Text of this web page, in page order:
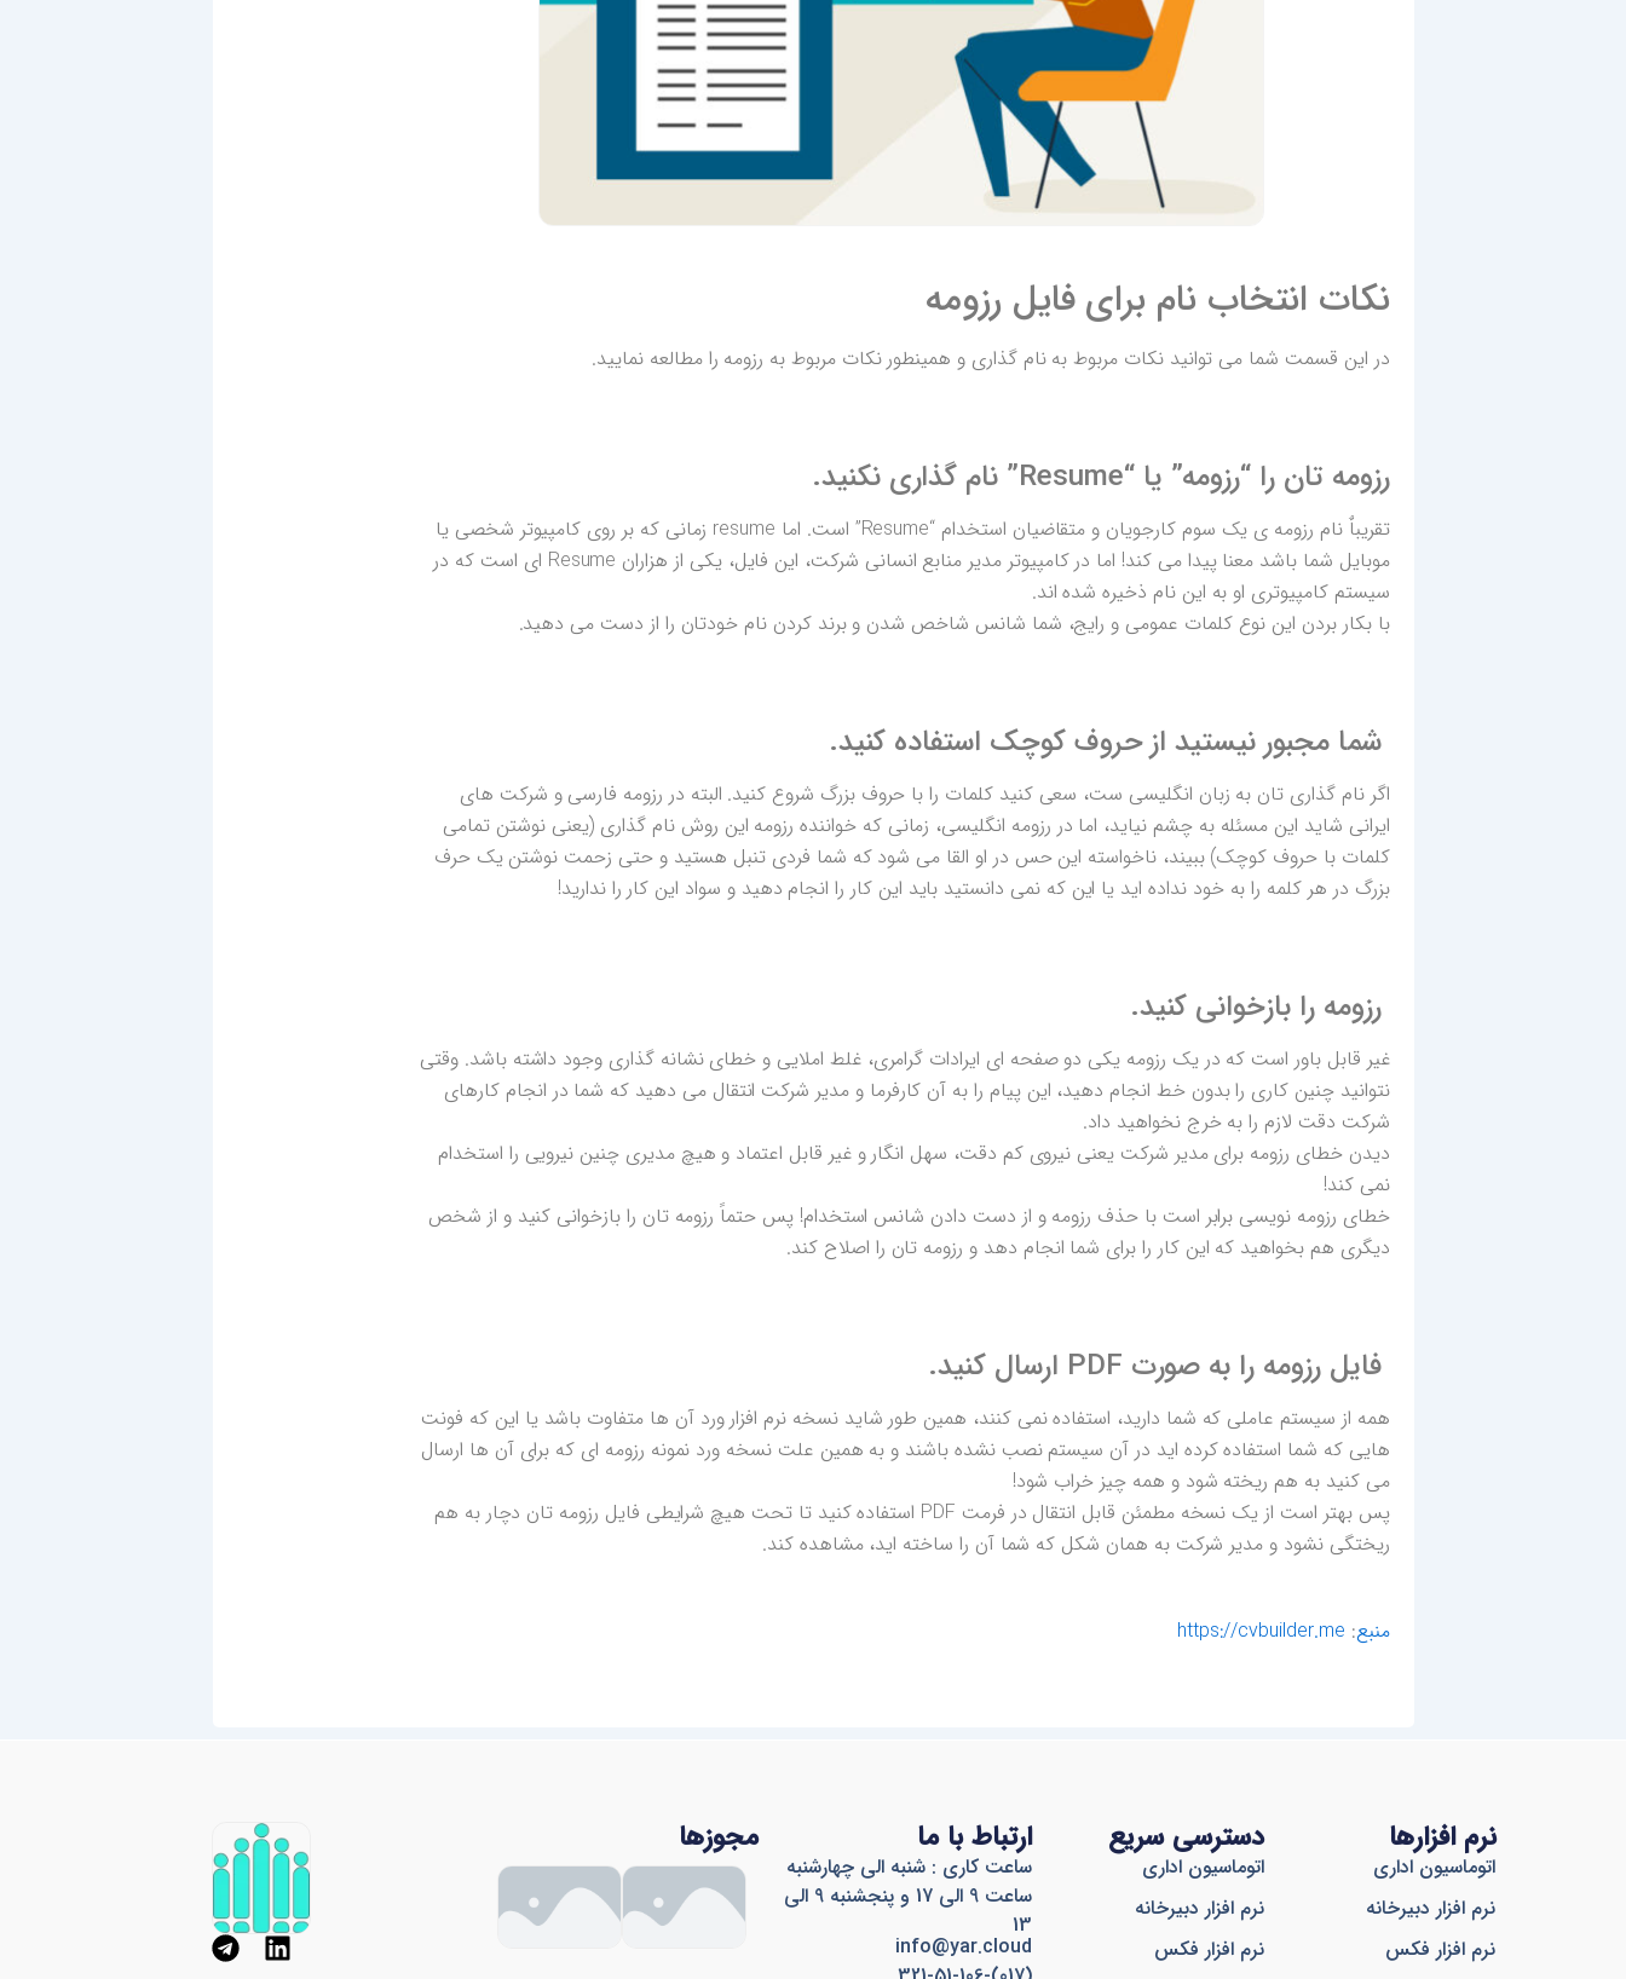
نکات انتخاب نام برای فایل رزومه
در این قسمت شما می توانید نکات مربوط به نام گذاری و همینطور نکات مربوط به رزومه را مطالعه نمایید.
رزومه تان را “رزومه” یا “Resume” نام گذاری نکنید.
تقریباٌ نام رزومه ی یک سوم کارجویان و متقاضیان استخدام “Resume” است. اما resume زمانی که بر روی کامپیوتر شخصی یا
موبایل شما باشد معنا پیدا می کند! اما در کامپیوتر مدیر منابع انسانی شرکت، این فایل، یکی از هزاران Resume ای است که در
سیستم کامپیوتری او به این نام ذخیره شده اند.
با بکار بردن این نوع کلمات عمومی و رایج، شما شانس شاخص شدن و برند کردن نام خودتان را از دست می دهید.
شما مجبور نیستید از حروف کوچک استفاده کنید.
اگر نام گذاری تان به زبان انگلیسی ست، سعی کنید کلمات را با حروف بزرگ شروع کنید. البته در رزومه فارسی و شرکت های
ایرانی شاید این مسئله به چشم نیاید، اما در رزومه انگلیسی، زمانی که خواننده رزومه این روش نام گذاری (یعنی نوشتن تمامی
کلمات با حروف کوچک) ببیند، ناخواسته این حس در او القا می شود که شما فردی تنبل هستید و حتی زحمت نوشتن یک حرف
بزرگ در هر کلمه را به خود نداده اید یا این که نمی دانستید باید این کار را انجام دهید و سواد این کار را ندارید!
رزومه را بازخوانی کنید.
غیر قابل باور است که در یک رزومه یکی دو صفحه ای ایرادات گرامری، غلط املایی و خطای نشانه گذاری وجود داشته باشد. وقتی
نتوانید چنین کاری را بدون خط انجام دهید، این پیام را به آن کارفرما و مدیر شرکت انتقال می دهید که شما در انجام کارهای
شرکت دقت لازم را به خرج نخواهید داد.
دیدن خطای رزومه برای مدیر شرکت یعنی نیروی کم دقت، سهل انگار و غیر قابل اعتماد و هیچ مدیری چنین نیرویی را استخدام
نمی کند!
خطای رزومه نویسی برابر است با حذف رزومه و از دست دادن شانس استخدام! پس حتماً رزومه تان را بازخوانی کنید و از شخص
دیگری هم بخواهید که این کار را برای شما انجام دهد و رزومه تان را اصلاح کند.
فایل رزومه را به صورت PDF ارسال کنید.
همه از سیستم عاملی که شما دارید، استفاده نمی کنند، همین طور شاید نسخه نرم افزار ورد آن ها متفاوت باشد یا این که فونت
هایی که شما استفاده کرده اید در آن سیستم نصب نشده باشند و به همین علت نسخه ورد نمونه رزومه ای که برای آن ها ارسال
می کنید به هم ریخته شود و همه چیز خراب شود!
پس بهتر است از یک نسخه مطمئن قابل انتقال در فرمت PDF استفاده کنید تا تحت هیچ شرایطی فایل رزومه تان دچار به هم
ریختگی نشود و مدیر شرکت به همان شکل که شما آن را ساخته اید، مشاهده کند.
منبع:
https://cvbuilder.me
نرم افزارها
اتوماسیون اداری
نرم افزار دبیرخانه
نرم افزار فکس
دسترسی سریع
اتوماسیون اداری
نرم افزار دبیرخانه
نرم افزار فکس
ارتباط با ما
ساعت کاری : شنبه الی چهارشنبه
ساعت 9 الی 17 و پنجشنبه 9 الی
13
info@yar.cloud
مجوزها
L
T